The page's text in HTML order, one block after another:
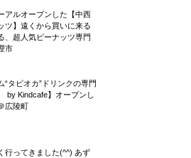
アルオープンした【中西
ツ】遠くから買いに来る
、超人気ピーナッツ専門
市
“タピオカ”ドリンクの専門
by Kindcafe】オープンし
広陵町
行ってきました(^^) あず